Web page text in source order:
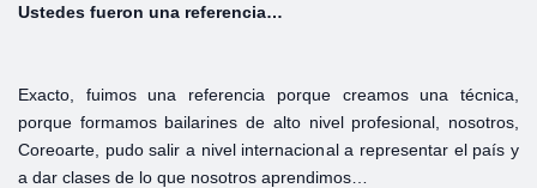
Ustedes fueron una referencia…
Exacto, fuimos una referencia porque creamos una técnica,
porque formamos bailarines de alto nivel profesional, nosotros,
Coreoarte, pudo salir a nivel internacional a representar el país y
a dar clases de lo que nosotros aprendimos…